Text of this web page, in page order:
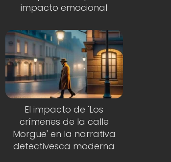
impacto emocional
El impacto de 'Los
crímenes de la calle
Morgue' en la narrativa
detectivesca moderna